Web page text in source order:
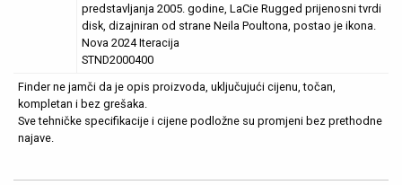
predstavljanja 2005. godine, LaCie Rugged prijenosni tvrdi
disk, dizajniran od strane Neila Poultona, postao je ikona.
Nova 2024 Iteracija
STND2000400
Finder ne jamči da je opis proizvoda, uključujući cijenu, točan,
kompletan i bez grešaka.
Sve tehničke specifikacije i cijene podložne su promjeni bez prethodne
najave.